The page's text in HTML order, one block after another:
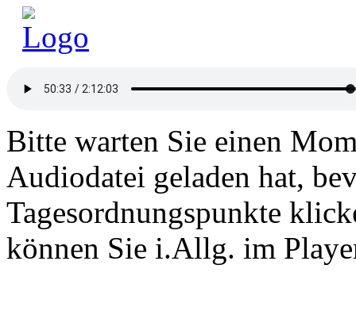
Bitte warten Sie einen
Audiodatei geladen hat,
Tagesordnungspunkte
können Sie i.Allg. im